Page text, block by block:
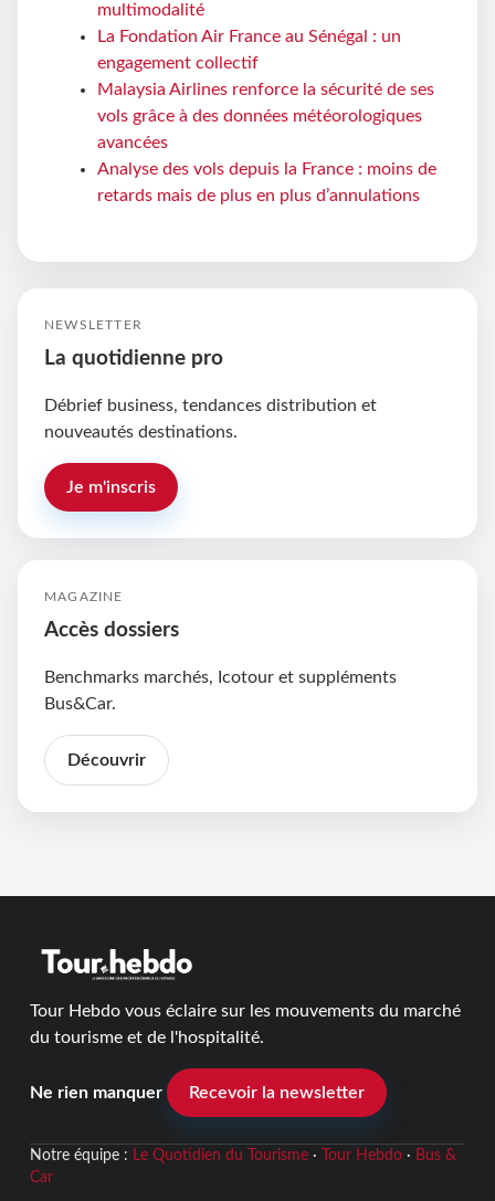
multimodalité
La Fondation Air France au Sénégal : un
engagement collectif
Malaysia Airlines renforce la sécurité de ses
vols grâce à des données météorologiques
avancées
Analyse des vols depuis la France : moins de
retards mais de plus en plus d’annulations
NEWSLETTER
La quotidienne pro
Débrief business, tendances distribution et
nouveautés destinations.
Je m'inscris
MAGAZINE
Accès dossiers
Benchmarks marchés, Icotour et suppléments
Bus&Car.
Découvrir
Tour Hebdo vous éclaire sur les mouvements du marché
du tourisme et de l'hospitalité.
Ne rien manquer Recevoir la newsletter
Notre équipe : Le Quotidien du Tourisme· Tour Hebdo· Bus &
Car